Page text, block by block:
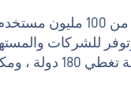
على تطوير برنامج أمان حائز على جوائز
وتوفر للشركات
العالم التوازن المثالي بين الأداء والحماية